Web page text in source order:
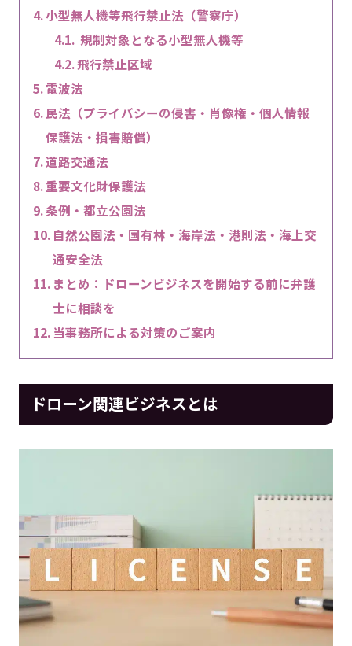
小型無人機等飛行禁止法（警察庁）
規制対象となる小型無人機等
飛行禁止区域
電波法
民法（プライバシーの侵害・肖像権・個人情報
保護法・損害賠償）
道路交通法
重要文化財保護法
条例・都立公園法
自然公園法・国有林・海岸法・港則法・海上交
通安全法
まとめ：ドローンビジネスを開始する前に弁護
士に相談を
当事務所による対策のご案内
ドローン関連ビジネスとは